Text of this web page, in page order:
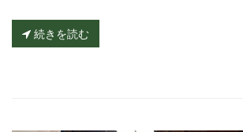
続きを読む